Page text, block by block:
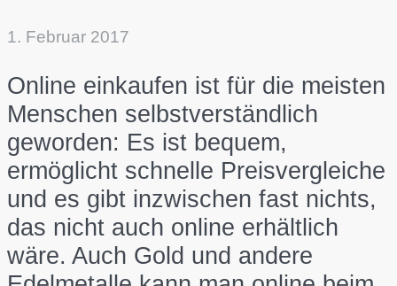
1. Februar 2017
Online einkaufen ist für die meisten
Menschen selbstverständlich
geworden: Es ist bequem,
ermöglicht schnelle Preisvergleiche
und es gibt inzwischen fast nichts,
das nicht auch online erhältlich
wäre. Auch Gold und andere